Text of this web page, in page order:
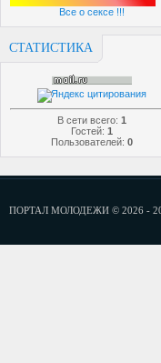
Все о сексе !!!
СТАТИСТИКА
В сети всего: 1
Гостей: 1
Пользователей: 0
ПОРТАЛ МОЛОДЕЖИ © 2026 -